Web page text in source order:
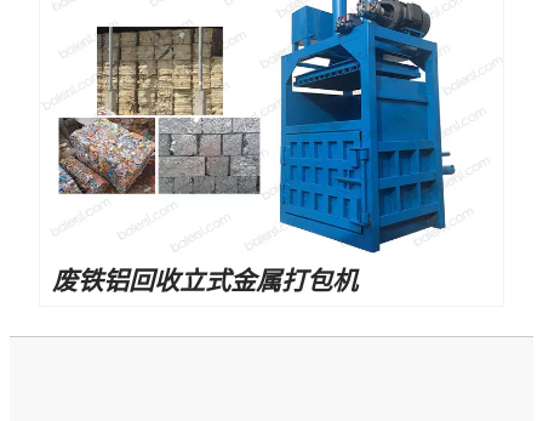
废铁铝回收立式金属打包机